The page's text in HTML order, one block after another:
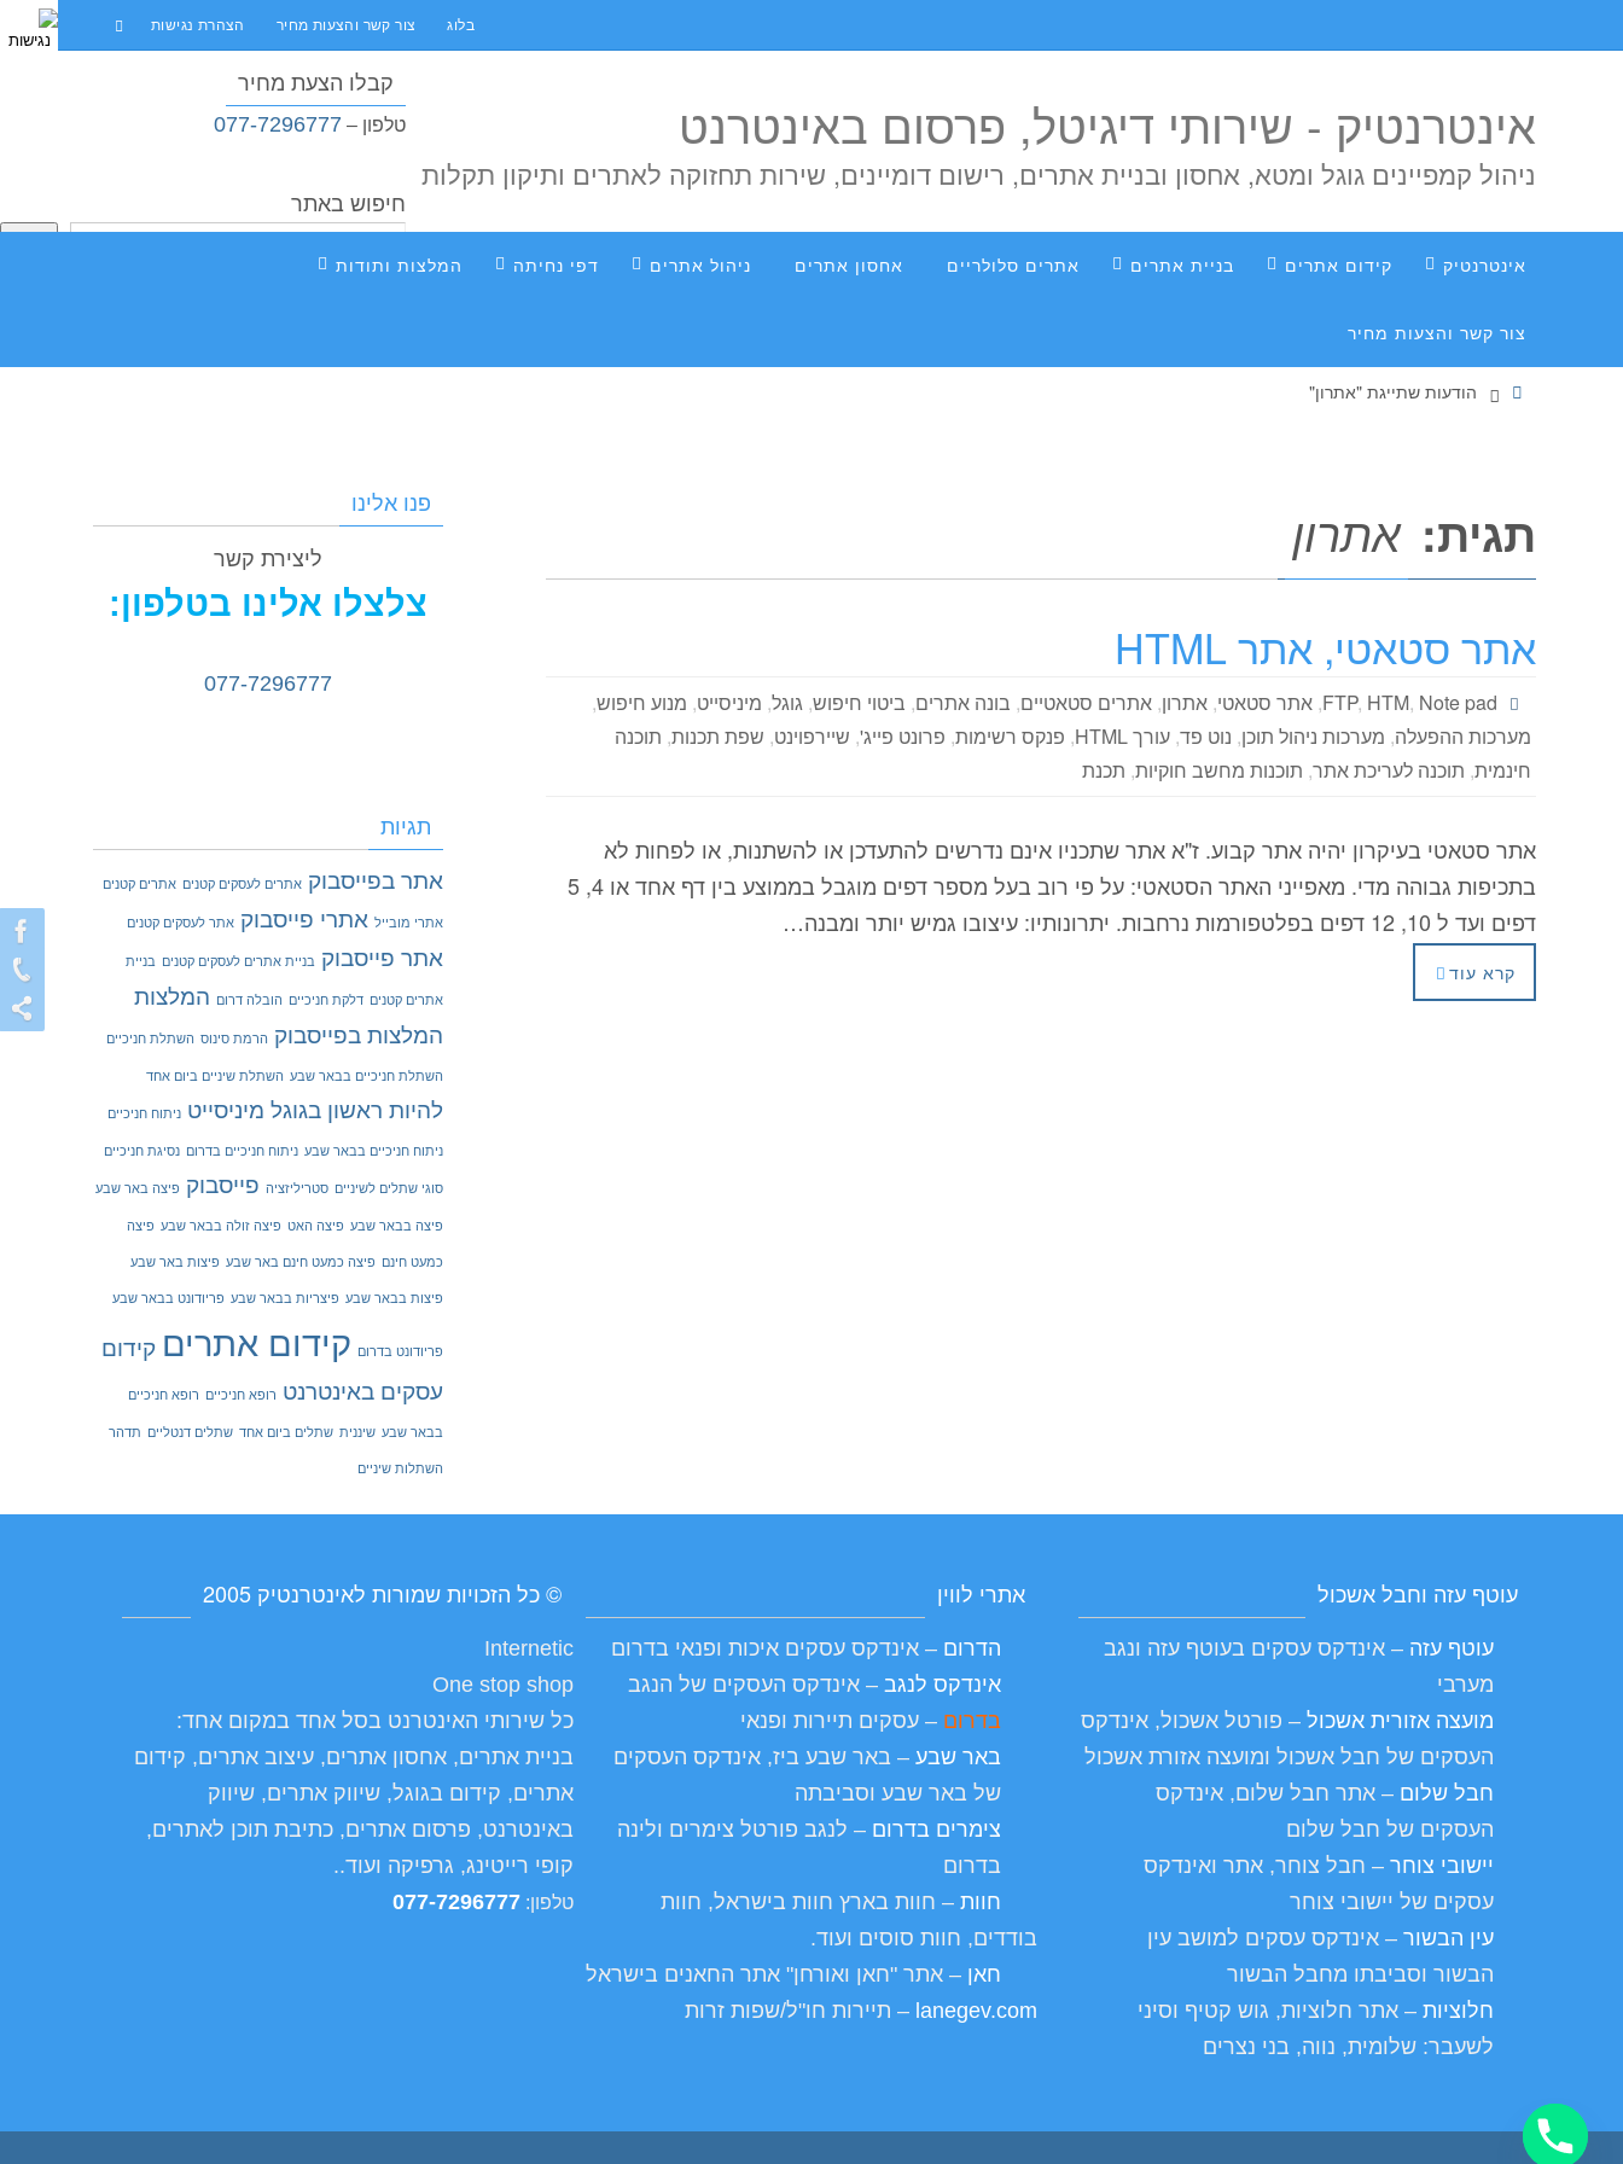
בלוג צור קשר והצעות מחיר הצהרת נגישות
אינטרנטיק - שירותי דיגיטל, פרסום באינטרנט
ניהול קמפיינים גוגל ומטא, אחסון ובניית אתרים, רישום דומיינים, שירות תחזוקה לאתרים ותיקון תקלות
קבלו הצעת מחיר
טלפון – 077-7296777
חיפוש באתר
אינטרנטיק קידום אתרים בניית אתרים אתרים סלולריים אחסון אתרים ניהול אתרים דפי נחיתה המלצות ותודות
צור קשר והצעות מחיר
הודעות שתייגת "אתרון"
תגית: אתרון
אתר סטאטי, אתר HTML
FTP, HTM, Note pad
, אתר סטאטי, אתרון, אתרים סטאטיים, בונה אתרים, ביטוי חיפוש, גוגל, מיניסייט, מנוע חיפוש,
מערכות ההפעלה, מערכות ניהול תוכן, נוט פד, עורך HTML , פנקס רשימות, פרונט פייג', שיירפוינט, שפת תכנות, תוכנה
חינמית, תוכנה לעריכת אתר, תוכנות מחשב חוקיות, תכנת
אתר סטאטי בעיקרון יהיה אתר קבוע. ז"א אתר שתכניו אינם נדרשים להתעדכן או להשתנות, או לפחות לא
בתכיפות גבוהה מדי. מאפייני האתר הסטאטי: על פי רוב בעל מספר דפים מוגבל בממוצע בין דף אחד או 4, 5
דפים ועד ל 10, 12 דפים בפלטפורמות נרחבות. יתרונותיו: עיצובו גמיש יותר ומבנה…
קרא עוד
פנו אלינו
ליצירת קשר
צלצלו אלינו בטלפון:
077-7296777
תגיות
אתר בפייסבוק אתרים לעסקים קטנים אתרים קטנים
אתרי מובייל אתרי פייסבוק אתר לעסקים קטנים
אתר פייסבוק בניית אתרים לעסקים קטנים בניית
אתרים קטנים דלקת חניכיים הובלה דרום המלצות
המלצות בפייסבוק הרמת סינוס השתלת חניכיים
השתלת חניכיים בבאר שבע השתלת שיניים ביום אחד
להיות ראשון בגוגל מיניסייט ניתוח חניכיים
ניתוח חניכיים בבאר שבע ניתוח חניכיים בדרום נסיגת חניכיים
סוגי שתלים לשיניים סטריליזציה פייסבוק פיצה באר שבע
פיצה בבאר שבע פיצה האט פיצה זולה בבאר שבע פיצה
כמעט חינם פיצה כמעט חינם באר שבע פיצות באר שבע
פיצות בבאר שבע פיצריות בבאר שבע פריודונט בבאר שבע
פריודונט בדרום קידום אתרים קידום
עסקים באינטרנט רופא חניכיים רופא חניכיים
בבאר שבע שיננית שתלים ביום אחד שתלים דנטליים תדהר
השתלות שיניים
עוטף עזה וחבל אשכול
עוטף עזה – אינדקס עסקים בעוטף עזה ונגב
מערבי
מועצה אזורית אשכול – פורטל אשכול, אינדקס
העסקים של חבל אשכול ומועצה אזורת אשכול
חבל שלום – אתר חבל שלום, אינדקס
העסקים של חבל שלום
יישובי צוחר – חבל צוחר, אתר ואינדקס
עסקים של יישובי צוחר
עין הבשור – אינדקס עסקים למושב עין
הבשור וסביבתו מחבל הבשור
חלוציות – אתר חלוציות, גוש קטיף וסיני
לשעבר: שלומית, נווה, בני נצרים
אתרי לווין
הדרום – אינדקס עסקים איכות ופנאי בדרום
אינדקס לנגב – אינדקס העסקים של הנגב
בדרום – עסקים תיירות ופנאי
באר שבע – באר שבע ביז, אינדקס העסקים
של באר שבע וסביבתה
צימרים בדרום – לנגב פורטל צימרים ולינה
בדרום
חוות – חוות בארץ חוות בישראל, חוות
בודדים, חוות סוסים ועוד.
חאן – אתר "חאן ואורחן" אתר החאנים בישראל
lanegev.com – תיירות חו"ל/שפות זרות
© כל הזכויות שמורות לאינטרנטיק 2005
Internetic
One stop shop
כל שירותי האינטרנט בסל אחד במקום אחד:
בניית אתרים, אחסון אתרים, עיצוב אתרים, קידום
אתרים, קידום בגוגל, שיווק אתרים, שיווק
באינטרנט, פרסום אתרים, כתיבת תוכן לאתרים,
קופי רייטינג, גרפיקה ועוד..
טלפון:
077-7296777